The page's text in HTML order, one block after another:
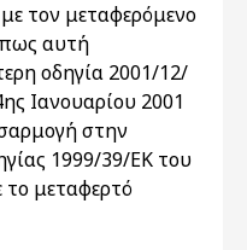
τον μεταφερόμενο
αυτή
οδηγία 2001/12/
Ιανουαρίου 2001
στην
1999/39/ΕΚ του
το μεταφερτό